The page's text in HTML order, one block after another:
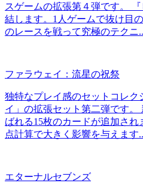
スゲームの拡張第４弾です。
結します。1人ゲームで抜け目
のレースを戦って究極のテクニ
ファラウェイ：流星の祝祭
独特なプレイ感のセットコレク
イ」の拡張セット第二弾です
ばれる15枚のカードが追加さ
点計算で大きく影響を与えます
エターナルセブンズ